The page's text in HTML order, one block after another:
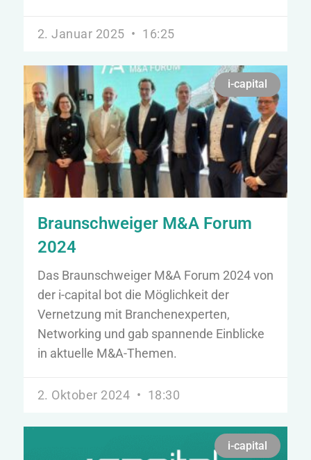
2. Januar 2025 16:25
i-capital
Braunschweiger M&A Forum
2024
Das Braunschweiger M&A Forum 2024 von
der i-capital bot die Möglichkeit der
Vernetzung mit Branchenexperten,
Networking und gab spannende Einblicke
in aktuelle M&A-Themen.
2. Oktober 2024 18:30
i-capital